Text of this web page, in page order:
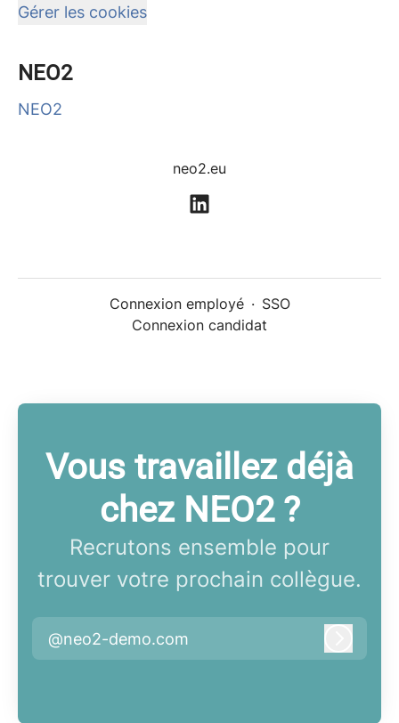
Gérer les cookies
NEO2
NEO2
neo2.eu
Connexion employé · SSO
Connexion candidat
Vous travaillez déjà
chez NEO2 ?
Recrutons ensemble pour
trouver votre prochain collègue.
@neo2-demo.com